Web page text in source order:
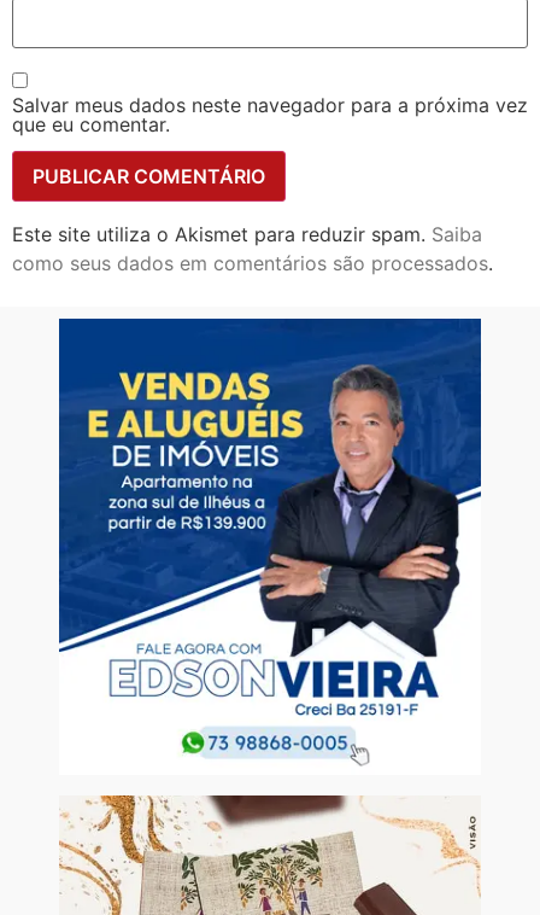
Salvar meus dados neste navegador para a próxima vez
que eu comentar.
Este site utiliza o Akismet para reduzir spam. Saiba
como seus dados em comentários são processados.